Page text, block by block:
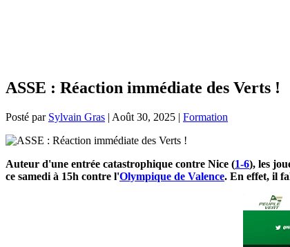
ASSE : Réaction immédiate des Verts !
Posté par Sylvain Gras | Août 30, 2025 | Formation
Auteur d'une entrée catastrophique contre Nice (1-6), les
ce samedi à 15h contre l'Olympique de Valence. En effet, il